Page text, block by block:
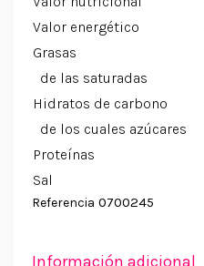
Valor energético
Grasas
de las saturadas
Hidratos de carbono
de los cuales azúcares
Proteínas
Sal
Referencia 0700245
Información adicional